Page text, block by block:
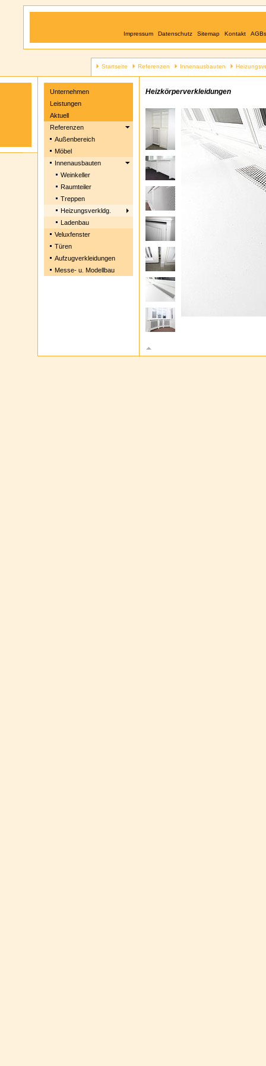
Impressum Datenschutz Sitemap Kontakt AGBs
Startseite Referenzen Innenausbauten
Unternehmen
Leistungen
Aktuell
Referenzen
Außenbereich
Möbel
Innenausbauten
Weinkeller
Raumteiler
Treppen
Heizungsverkldg.
Ladenbau
Veluxfenster
Türen
Aufzugverkleidungen
Messe- u. Modellbau
Heizkörperverkleidungen